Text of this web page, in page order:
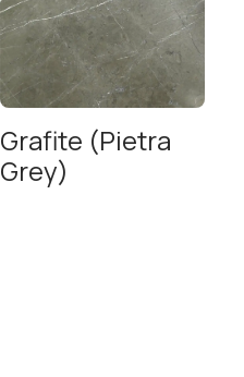
Grafite (Pietra
Grey)